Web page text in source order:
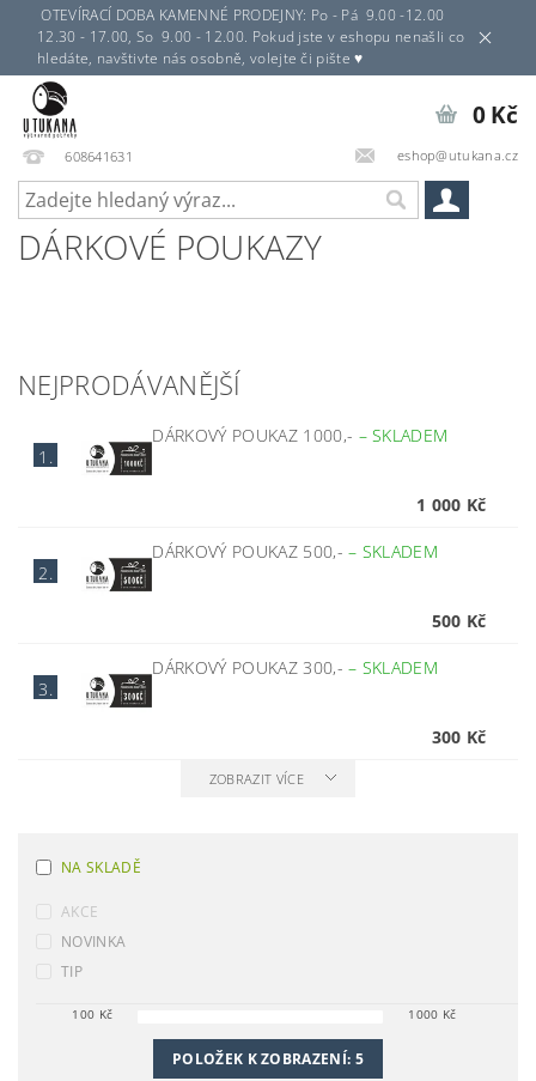
OTEVÍRACÍ DOBA KAMENNÉ PRODEJNY: Po - Pá 9.00 -12.00
12.30 - 17.00, So 9.00 - 12.00. Pokud jste v eshopu nenašli co
hledáte, navštivte nás osobně, volejte či pište ♥
608641631 eshop@utukana.cz
0 Kč
DÁRKOVÉ POUKAZY
NEJPRODÁVANĚJŠÍ
1.
DÁRKOVÝ POUKAZ 1000,- – SKLADEM
1 000 Kč
2.
DÁRKOVÝ POUKAZ 500,-– SKLADEM
500 Kč
3.
DÁRKOVÝ POUKAZ 300,-– SKLADEM
300 Kč
ZOBRAZIT VÍCE
NA SKLADĚ
AKCE
NOVINKA
TIP
100 Kč 1000 Kč
POLOŽEK K ZOBRAZENÍ: 5